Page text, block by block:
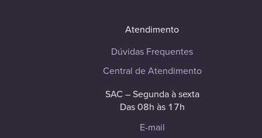
Atendimento
Dúvidas Frequentes
Central de Atendimento
SAC – Segunda à sexta
Das 08h às 17h
E-mail